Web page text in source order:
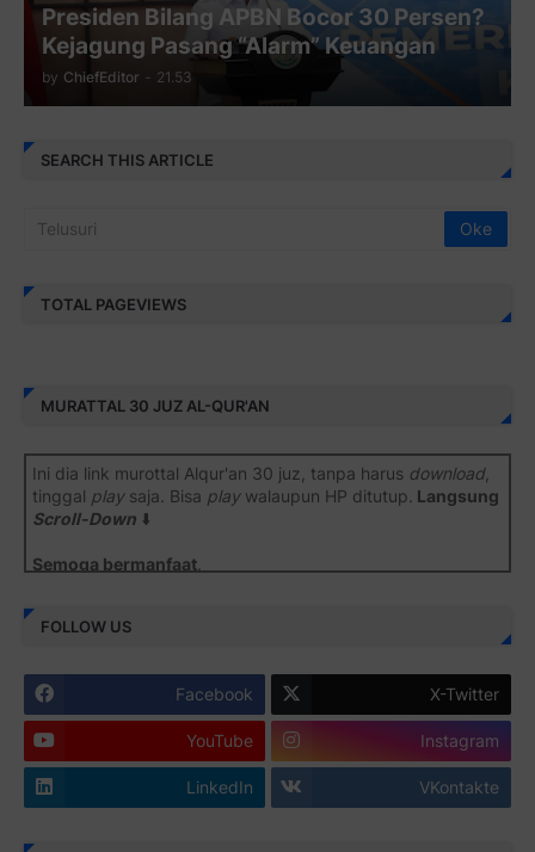
Presiden Bilang APBN Bocor 30 Persen?
Kejagung Pasang “Alarm” Keuangan
by ChiefEditor - 21.53
SEARCH THIS ARTICLE
TOTAL PAGEVIEWS
MURATTAL 30 JUZ AL-QUR'AN
Ini dia link murottal Alqur'an 30 juz, tanpa harus download,
tinggal playsaja. Bisa playwalaupun HP ditutup. Langsung
Scroll-Down ⬇️
Semoga bermanfaat
Juz 1 ⇨
Juz 3 ⇨ http://j.mp/2bFSrtF
Juz 4 ⇨ http://j.mp/2b8SXi3
Juz 5 ⇨ http://j.mp/2b8RZm3
FOLLOW US
Facebook X-Twitter
YouTube Instagram
LinkedIn VKontakte